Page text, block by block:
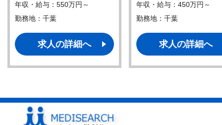
年収・給与：550万円～
勤務地：千葉
求人の詳細へ
年収・給与：450万円～
勤務地：千葉
求人の詳細へ